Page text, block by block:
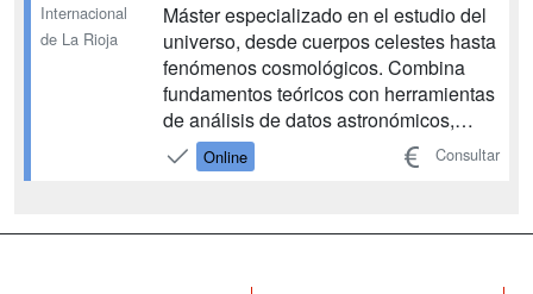
Internacional
de La Rioja
Máster especializado en el estudio del
universo, desde cuerpos celestes hasta
fenómenos cosmológicos. Combina
fundamentos teóricos con herramientas
de análisis de datos astronómicos,
preparándote para investigación o
aplicaciones científicas avanzadas. ...
Online Consultar